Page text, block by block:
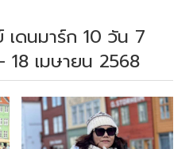
เดนมาร์ก 10 วัน 7
18 เมษายน 2568